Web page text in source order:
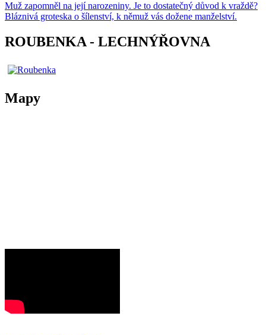
Muž zapomněl na její narozeniny. Je to dostatečný důvod k vraždě?
Bláznivá groteska o šílenství, k němuž vás dožene manželství.
ROUBENKA - LECHNÝŘOVNA
Mapy